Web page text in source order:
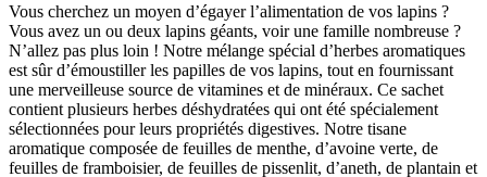
Vous cherchez un moyen d’égayer l’alimentation de vos lapins ?
Vous avez un ou deux lapins géants, voir une famille nombreuse ?
N’allez pas plus loin ! Notre mélange spécial d’herbes aromatiques
est sûr d’émoustiller les papilles de vos lapins, tout en fournissant
une merveilleuse source de vitamines et de minéraux. Ce sachet
contient plusieurs herbes déshydratées qui ont été spécialement
sélectionnées pour leurs propriétés digestives. Notre tisane
aromatique composée de feuilles de menthe, d’avoine verte, de
feuilles de framboisier, de feuilles de pissenlit, d’aneth, de plantain et